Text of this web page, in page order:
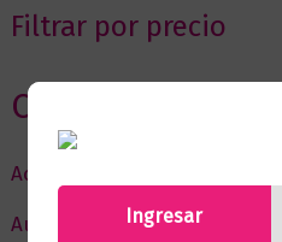
Filtrar por precio
Categorias
Actualidad
Autor del MesIngresar